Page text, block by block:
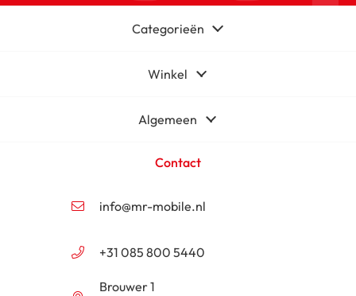
Categorieën
Winkel
Algemeen
Contact
info@mr-mobile.nl
+31 085 800 5440
Brouwer 1